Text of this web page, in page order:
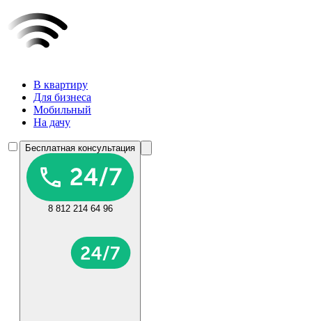
В квартиру
Для бизнеса
Мобильный
На дачу
Бесплатная консультация
8 812 214 64 96